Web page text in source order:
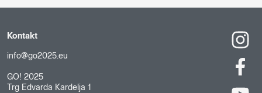
Kontakt
info@go2025.eu
GO! 2025
Trg Edvarda Kardelja 1